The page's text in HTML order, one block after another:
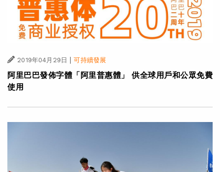
2019年04月29日 | 可持續發展
阿里巴巴發佈字體「阿里普惠體」 供全球用戶和公眾免費
使用